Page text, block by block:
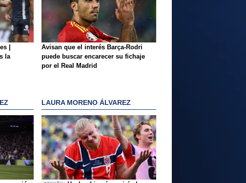
|
la
Avisan que el interés Barça-Rodri
puede buscar encarecer su fichaje
por el Real Madrid
LAURA MORENO ÁLVAREZ